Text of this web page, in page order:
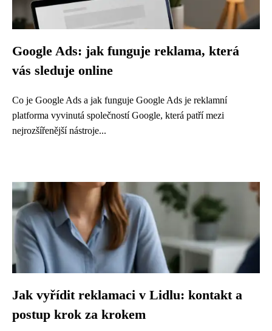
Google Ads: jak funguje reklama, která
vás sleduje online
Co je Google Ads a jak funguje Google Ads je reklamní
platforma vyvinutá společností Google, která patří mezi
nejrozšířenější nástroje...
Jak vyřídit reklamaci v Lidlu: kontakt a
postup krok za krokem